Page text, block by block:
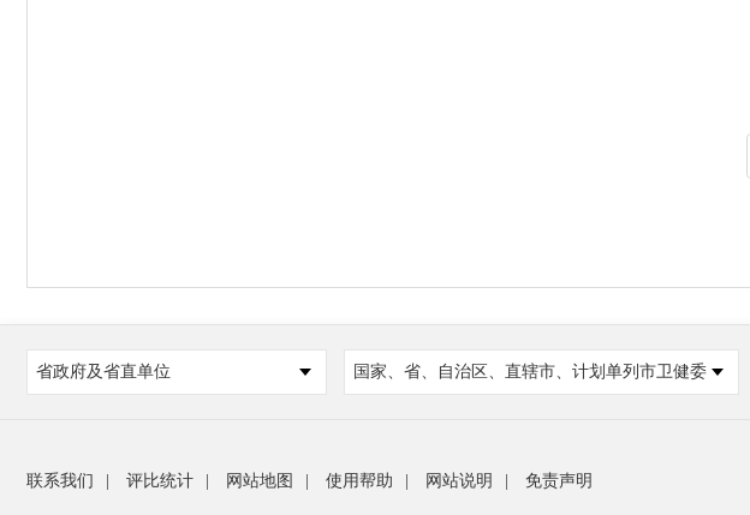
省政府及省直单位 国家、省、自治区、直辖市、计划单列市卫健委
联系我们 评比统计 网站地图 使用帮助 网站说明 免责声明